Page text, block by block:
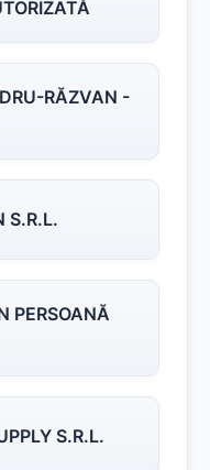
RĂZVAN -
S.R.L.
PERSOANĂ
S.R.L.